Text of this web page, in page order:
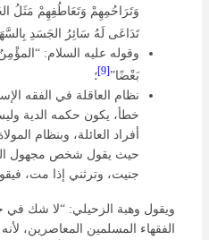
وَتَرَاحُمِهِمْ وَتَعَاطُفِهِمْ مَثَلُ
تَدَاعَى لَهُ سَائِرُ الجَسَدِ
وقوله عليه السلام:
بَعْضًا”
؛
نظام العاقلة في الفقه
خطأ، يكون حكمه الدية
أفراد العائلة، وبنظام
حيث يقول شخص مجهول
جنيت، وترثني إذا مت،
ويقول وهبة الزحيلي: “لا شك في
الفقهاء المسلمين المعاصرين،